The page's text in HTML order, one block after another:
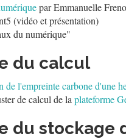
par Emmanuelle
(vidéo et présentation)
du numérique"
du calcul
de l'empreinte carbone d'une
de calcul de la plateforme
du stockage